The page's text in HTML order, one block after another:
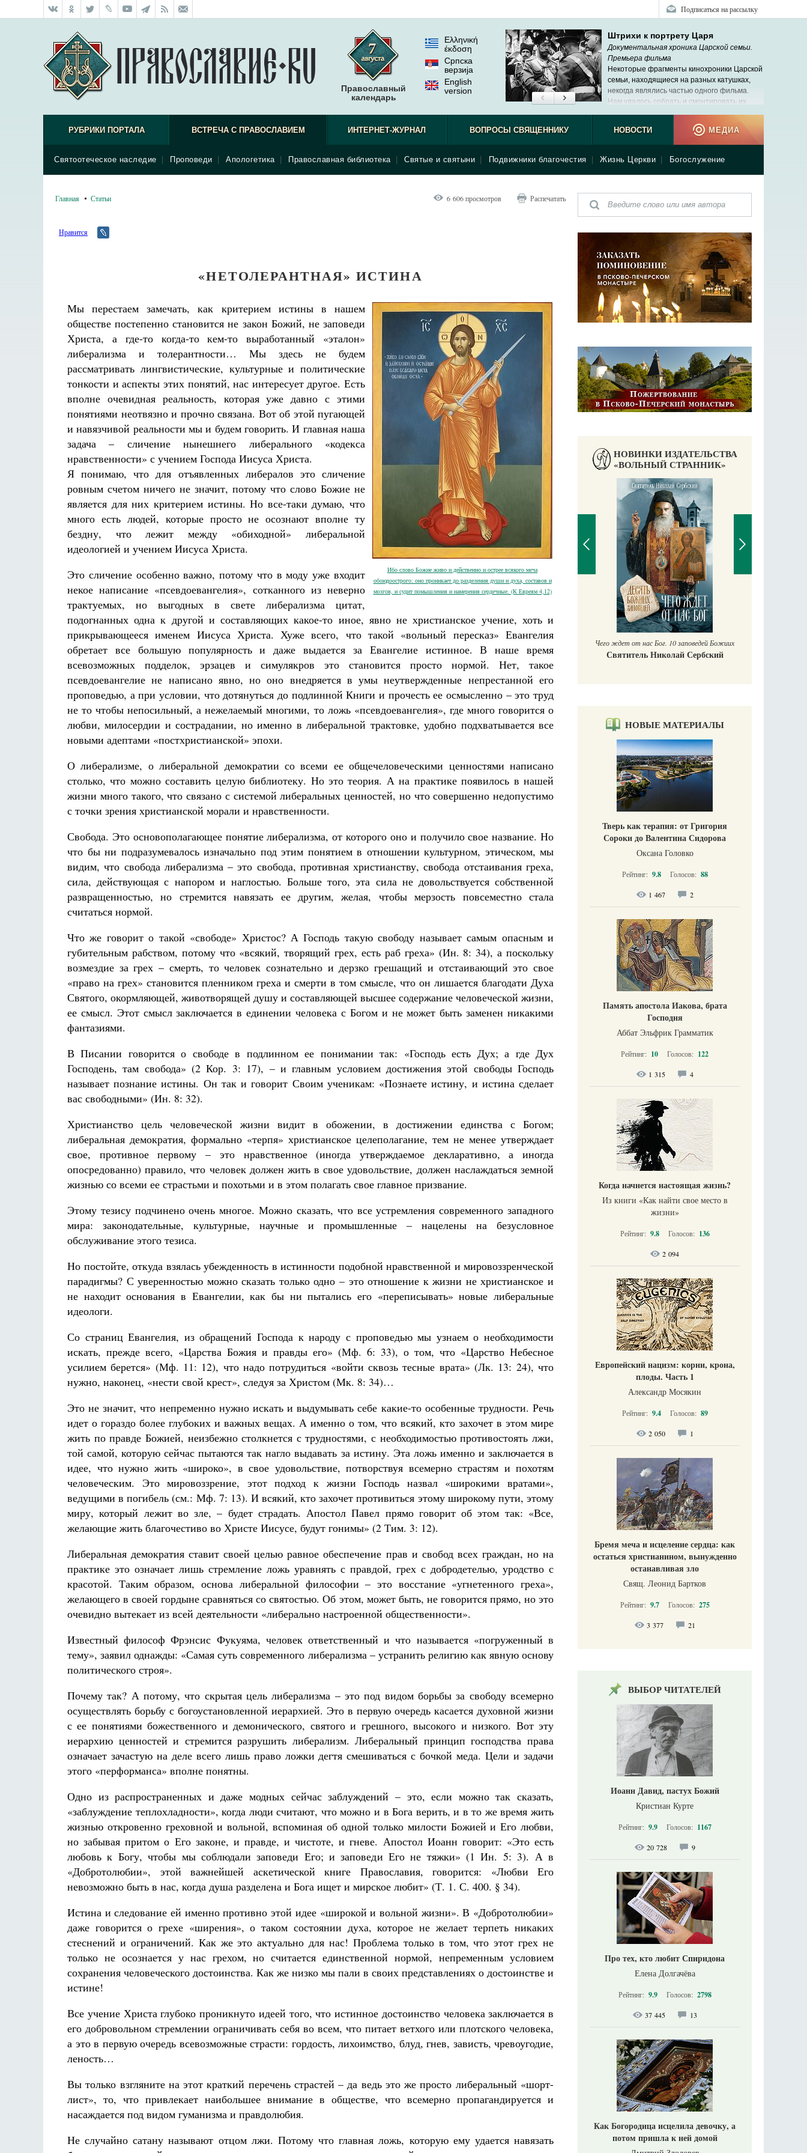
Подписаться на рассылку
Православный
календарь
Ελληνική
έκδοση
Српска
верзиjа
English
version
Штрихи к портрету Царя
Документальная хроника Царской семьи.
Премьера фильма
Некоторые фрагменты кинохроники Царской
семьи, находящиеся на разных катушках,
некогда являлись частью одного фильма.
Нам удалось собрать и смонтировать их.
РУБРИКИ ПОРТАЛА ВСТРЕЧА С ПРАВОСЛАВИЕМ
Святоотеческое наследие Проповеди Апологетика Православная библиотека Святые и святыни Подвижники благочестия Жизнь Церкви Богослужение
ИНТЕРНЕТ-ЖУРНАЛ ВОПРОСЫ СВЯЩЕННИКУ НОВОСТИ МЕДИА
Главная Статьи 6 606 просмотров Распечатать
Нравится
«НЕТОЛЕРАНТНАЯ» ИСТИНА
Ибо слово Божие живо и действенно и острее всякого меча
обоюдоострого: оно проникает до разделения души и духа, составов и
мозгов, и судит помышления и намерения сердечные. (К Евреям 4,12)
Мы перестаем замечать, как критерием истины в нашем
обществе постепенно становится не закон Божий, не заповеди
Христа, а где-то когда-то кем-то выработанный «эталон»
либерализма и толерантности… Мы здесь не будем
рассматривать лингвистические, культурные и политические
тонкости и аспекты этих понятий, нас интересует другое. Есть
вполне очевидная реальность, которая уже давно с этими
понятиями неотвязно и прочно связана. Вот об этой пугающей
и навязчивой реальности мы и будем говорить. И главная наша
задача – сличение нынешнего либерального «кодекса
нравственности» с учением Господа Иисуса Христа.
Я понимаю, что для отъявленных либералов это сличение
ровным счетом ничего не значит, потому что слово Божие не
является для них критерием истины. Но все-таки думаю, что
много есть людей, которые просто не осознают вполне ту
бездну, что лежит между «обиходной» либеральной
идеологией и учением Иисуса Христа.
Это сличение особенно важно, потому что в моду уже входит
некое написание «псевдоевангелия», сотканного из неверно
трактуемых, но выгодных в свете либерализма цитат,
подогнанных одна к другой и составляющих какое-то иное, явно не христианское учение, хоть и
прикрывающееся именем Иисуса Христа. Хуже всего, что такой «вольный пересказ» Евангелия
обретает все большую популярность и даже выдается за Евангелие истинное. В наше время
всевозможных подделок, эрзацев и симулякров это становится просто нормой. Нет, такое
псевдоевангелие не написано явно, но оно внедряется в умы неутвержденные непрестанной его
проповедью, а при условии, что дотянуться до подлинной Книги и прочесть ее осмысленно – это труд
не то чтобы непосильный, а нежелаемый многими, то ложь «псевдоевангелия», где много говорится о
любви, милосердии и сострадании, но именно в либеральной трактовке, удобно подхватывается все
новыми адептами «постхристианской» эпохи.
О либерализме, о либеральной демократии со всеми ее общечеловеческими ценностями написано
столько, что можно составить целую библиотеку. Но это теория. А на практике появилось в нашей
жизни много такого, что связано с системой либеральных ценностей, но что совершенно недопустимо
с точки зрения христианской морали и нравственности.
Свобода. Это основополагающее понятие либерализма, от которого оно и получило свое название. Но
что бы ни подразумевалось изначально под этим понятием в отношении культурном, этическом, мы
видим, что свобода либерализма – это свобода, противная христианству, свобода отстаивания греха,
сила, действующая с напором и наглостью. Больше того, эта сила не довольствуется собственной
развращенностью, но стремится навязать ее другим, желая, чтобы мерзость повсеместно стала
считаться нормой.
Что же говорит о такой «свободе» Христос? А Господь такую свободу называет самым опасным и
губительным рабством, потому что «всякий, творящий грех, есть раб греха» (Ин. 8: 34), а поскольку
возмездие за грех – смерть, то человек сознательно и дерзко грешащий и отстаивающий это свое
«право на грех» становится пленником греха и смерти в том смысле, что он лишается благодати Духа
Святого, окормляющей, животворящей душу и составляющей высшее содержание человеческой жизни,
ее смысл. Этот смысл заключается в единении человека с Богом и не может быть заменен никакими
фантазиями.
В Писании говорится о свободе в подлинном ее понимании так: «Господь есть Дух; а где Дух
Господень, там свобода» (2 Кор. 3: 17), – и главным условием достижения этой свободы Господь
называет познание истины. Он так и говорит Своим ученикам: «Познаете истину, и истина сделает
вас свободными» (Ин. 8: 32).
Христианство цель человеческой жизни видит в обожении, в достижении единства с Богом;
либеральная демократия, формально «терпя» христианское целеполагание, тем не менее утверждает
свое, противное первому – это нравственное (иногда утверждаемое декларативно, а иногда
опосредованно) правило, что человек должен жить в свое удовольствие, должен наслаждаться земной
жизнью со всеми ее страстьми и похотьми и в этом полагать свое главное призвание.
Этому тезису подчинено очень многое. Можно сказать, что все устремления современного западного
мира: законодательные, культурные, научные и промышленные – нацелены на безусловное
обслуживание этого тезиса.
Но постойте, откуда взялась убежденность в истинности подобной нравственной и мировоззренческой
парадигмы? С уверенностью можно сказать только одно – это отношение к жизни не христианское и
не находит основания в Евангелии, как бы ни пытались его «переписывать» новые либеральные
идеологи.
Со страниц Евангелия, из обращений Господа к народу с проповедью мы узнаем о необходимости
искать, прежде всего, «Царства Божия и правды его» (Мф. 6: 33), о том, что «Царство Небесное
усилием берется» (Мф. 11: 12), что надо потрудиться «войти сквозь тесные врата» (Лк. 13: 24), что
нужно, наконец, «нести свой крест», следуя за Христом (Мк. 8: 34)…
Это не значит, что непременно нужно искать и выдумывать себе какие-то особенные трудности. Речь
идет о гораздо более глубоких и важных вещах. А именно о том, что всякий, кто захочет в этом мире
жить по правде Божией, неизбежно столкнется с трудностями, с необходимостью противостоять лжи,
той самой, которую сейчас пытаются так нагло выдавать за истину. Эта ложь именно и заключается в
идее, что нужно жить «широко», в свое удовольствие, потворствуя всемерно страстям и похотям
человеческим. Это мировоззрение, этот подход к жизни Господь назвал «широкими вратами»,
ведущими в погибель (см.: Мф. 7: 13). И всякий, кто захочет противиться этому широкому пути, этому
миру, который лежит во зле, – будет страдать. Апостол Павел прямо говорит об этом так: «Все,
желающие жить благочестиво во Христе Иисусе, будут гонимы» (2 Тим. 3: 12).
Либеральная демократия ставит своей целью равное обеспечение прав и свобод всех граждан, но на
практике это означает лишь стремление ложь уравнять с правдой, грех с добродетелью, уродство с
красотой. Таким образом, основа либеральной философии – это восстание «угнетенного греха»,
желающего в своей гордыне сравняться со святостью. Об этом, может быть, не говорится прямо, но это
очевидно вытекает из всей деятельности «либерально настроенной общественности».
Известный философ Фрэнсис Фукуяма, человек ответственный и что называется «погруженный в
тему», заявил однажды: «Самая суть современного либерализма – устранить религию как явную основу
политического строя».
Почему так? А потому, что скрытая цель либерализма – это под видом борьбы за свободу всемерно
осуществлять борьбу с богоустановленной иерархией. Это в первую очередь касается духовной жизни
с ее понятиями божественного и демонического, святого и грешного, высокого и низкого. Вот эту
иерархию ценностей и стремится разрушить либерализм. Либеральный принцип господства права
означает зачастую на деле всего лишь право ложки дегтя смешиваться с бочкой меда. Цели и задачи
этого «перформанса» вполне понятны.
Одно из распространенных и даже модных сейчас заблуждений – это, если можно так сказать,
«заблуждение теплохладности», когда люди считают, что можно и в Бога верить, и в то же время жить
жизнью откровенно греховной и вольной, вспоминая об одной только милости Божией и Его любви,
но забывая притом о Его законе, и правде, и чистоте, и гневе. Апостол Иоанн говорит: «Это есть
любовь к Богу, чтобы мы соблюдали заповеди Его; и заповеди Его не тяжки» (1 Ин. 5: 3). А в
«Добротолюбии», этой важнейшей аскетической книге Православия, говорится: «Любви Его
невозможно быть в нас, когда душа разделена и Бога ищет и мирское любит» (Т. 1. С. 400. § 34).
Истина и следование ей именно противно этой идее «широкой и вольной жизни». В «Добротолюбии»
даже говорится о грехе «ширения», о таком состоянии духа, которое не желает терпеть никаких
стеснений и ограничений. Как же это актуально для нас! Проблема только в том, что этот грех не
только не осознается у нас грехом, но считается единственной нормой, непременным условием
сохранения человеческого достоинства. Как же низко мы пали в своих представлениях о достоинстве и
истине!
Все учение Христа глубоко проникнуто идеей того, что истинное достоинство человека заключается в
его добровольном стремлении ограничивать себя во всем, что питает ветхого или плотского человека,
а это в первую очередь всевозможные страсти: гордость, лихоимство, блуд, гнев, зависть, чревоугодие,
леность…
Вы только взгляните на этот краткий перечень страстей – да ведь это же просто либеральный «шорт-
лист», то, что привлекает наибольшее внимание в обществе, что всемерно пропагандируется и
насаждается под видом гуманизма и правдолюбия.
Не случайно сатану называют отцом лжи. Потому что главная ложь, которую ему удается навязать
НОВИНКИ ИЗДАТЕЛЬСТВА
«ВОЛЬНЫЙ СТРАННИК»
Разлуки не будет
Фредерика де Грааф Как найти своё место в жизни
Кирилл Мурышев
Великомученик Георгий Победоносец. Научись у
святого
Роман Котов Чего ждет от нас Бог. 10 заповедей Божиих
Святитель Николай Сербский
НОВЫЕ МАТЕРИАЛЫ
Тверь как терапия: от Григория
Сороки до Валентина Сидорова
Оксана Головко
Рейтинг: 9.8 Голосов: 88
1 467 2
Память апостола Иакова, брата
Господня
Аббат Эльфрик Грамматик
Рейтинг: 10 Голосов: 122
1 315 4
Когда начнется настоящая жизнь?
Из книги «Как найти свое место в
жизни​»
Рейтинг: 9.8 Голосов: 136
2 094
Европейский нацизм: корни, крона,
плоды. Часть 1
Александр Мосякин
Рейтинг: 9.4 Голосов: 89
2 050 1
Бремя меча и исцеление сердца: как
остаться христианином, вынужденно
останавливая зло
Свящ. Леонид Бартков
Рейтинг: 9.7 Голосов: 275
3 377 21
ВЫБОР ЧИТАТЕЛЕЙ
Иоанн Давид, пастух Божий
Кристиан Курте
Рейтинг: 9.9 Голосов: 1167
20 728 9
Про тех, кто любит Спиридона
Елена Долгачёва
Рейтинг: 9.9 Голосов: 2798
37 445 13
Как Богородица исцелила девочку, а
потом пришла к ней домой